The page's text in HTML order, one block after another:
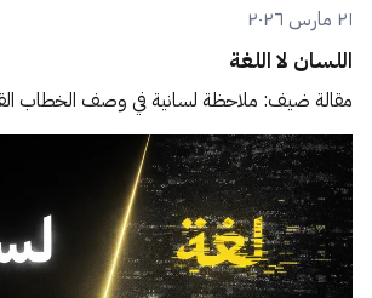
٢١ مارس ٢٠٢٦
اللسان لا اللغة
مقالة ضيف: ملاحظة لسانية في وصف الخطاب